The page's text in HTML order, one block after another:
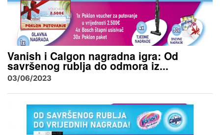
Vanish i Calgon nagradna igra: Od
savršenog rublja do odmora iz...
03/06/2023